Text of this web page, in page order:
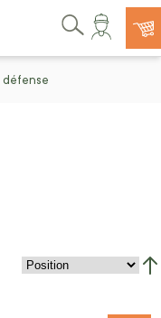
Rechercher
défense